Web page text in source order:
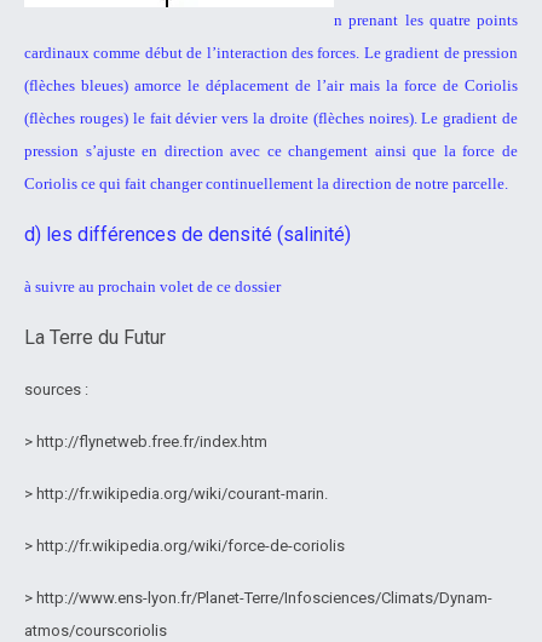
n prenant les quatre points
cardinaux comme début de l’interaction des forces. Le gradient de pression
(flèches bleues) amorce le déplacement de l’air mais la force de Coriolis
(flèches rouges) le fait dévier vers la droite (flèches noires). Legradient de
pression s’ajuste en direction avec ce changement ainsi que la force de
Coriolis ce qui fait changer continuellement la direction de notre parcelle.
d) les différences de densité (salinité)
à suivre au prochain volet de ce dossier
La Terre du Futur
sources :
> http://flynetweb.free.fr/index.htm
> http://fr.wikipedia.org/wiki/courant-marin.
> http://fr.wikipedia.org/wiki/force-de-coriolis
> http://www.ens-lyon.fr/Planet-Terre/Infosciences/Climats/Dynam-
atmos/courscoriolis